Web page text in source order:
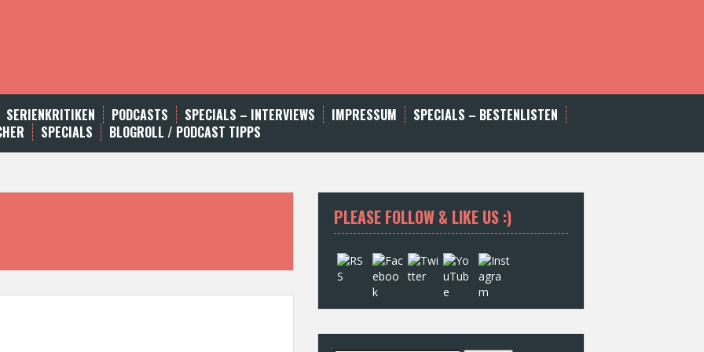
SERIENKRITIKEN PODCASTS SPECIALS – INTERVIEWS IMPRESSUM
SPECIALS – BESTENLISTEN
SPECIALS BLOGROLL / PODCAST TIPPS
PLEASE FOLLOW & LIKE US :)